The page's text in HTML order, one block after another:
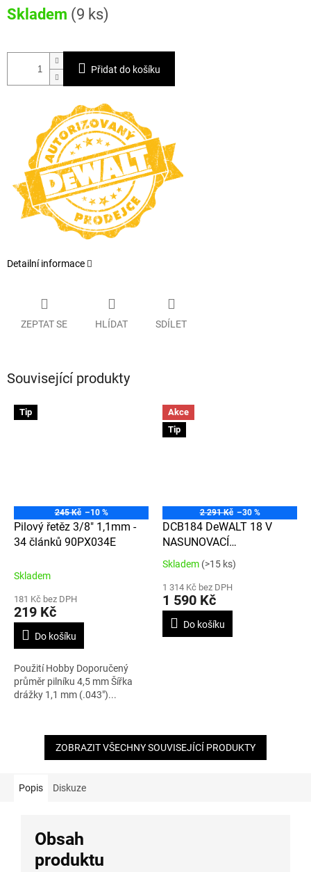
cena:
Skladem (9 ks)
Přidat do košíku
Detailní informace
ZEPTAT SE HLÍDAT SDÍLET
Související produkty
Tip
245 Kč –10 %
Pilový řetěz 3/8" 1,1mm -
34 článků 90PX034E
Skladem
181 Kč bez DPH
219 Kč
Do košíku
Použití Hobby Doporučený
průměr pilníku 4,5 mm Šířka
drážky 1,1 mm (.043")...
Akce
Tip
2 291 Kč –30 %
DCB184 DeWALT 18 V
NASUNOVACÍ
AKUMULÁTOR XR LI-ION S
KAPACITOU 5,0Ah
Průměrné
produktu
je
3,6
Skladem (>15 ks)
1 314 Kč bez DPH
1 590 Kč
Do košíku
ZOBRAZIT VŠECHNY SOUVISEJÍCÍ PRODUKTY
Popis Diskuze
Obsah
produktu